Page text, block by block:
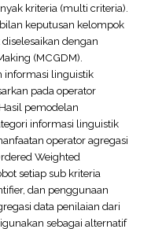
kriteria (multi criteria).
keputusan kelompok
dengan
(MCGDM).
informasi linguistik
pada operator
pemodelan
informasi linguistik
operator agregasi
Weighted
setiap sub kriteria
dan penggunaan
data penilaian dari
sebagai alternatif